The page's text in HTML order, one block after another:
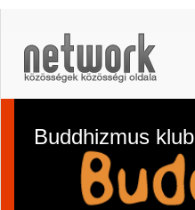
Buddhizmus klub